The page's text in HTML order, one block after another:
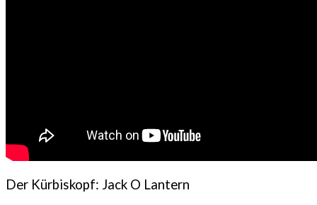
Der Kürbiskopf: Jack O Lantern